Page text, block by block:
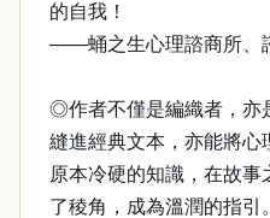
的自我！
——蛹之生心理諮商所、
◎作者不僅是編織者，亦
縫進經典文本，亦能將心
原本冷硬的知識，在故
了稜角，成為溫潤的指引。